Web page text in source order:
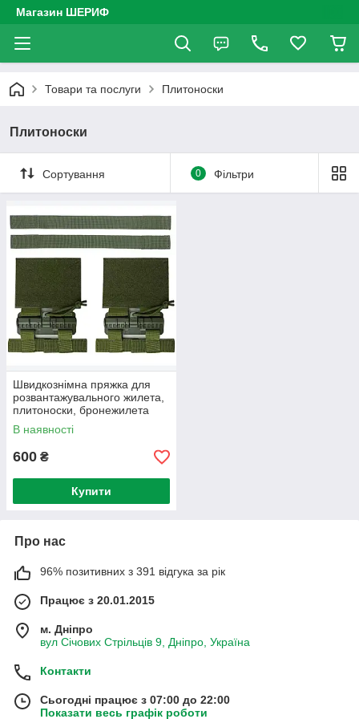
Магазин ШЕРИФ
Товари та послуги Плитоноски
Плитоноски
Сортування 0 Фільтри
Швидкознімна пряжка для
розвантажувального жилета,
плитоноски, бронежилета
olive для JPC CPC NCP XPC
6094 420
В наявності
600 ₴
Купити
Про нас
96% позитивних з 391 відгука за рік
Працює з 20.01.2015
м. Дніпро
вул Січових Стрільців 9, Дніпро, Україна
Контакти
Сьогодні працює з 07:00 до 22:00
Показати весь графік роботи